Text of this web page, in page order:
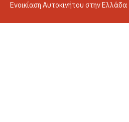
Ενοικίαση Αυτοκινήτου στην Ελλάδα